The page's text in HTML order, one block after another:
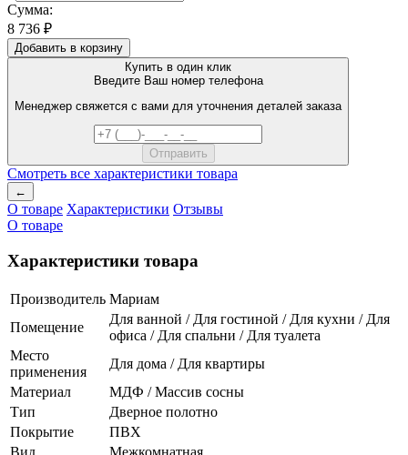
Сумма:
8 736 ₽
Добавить в корзину
Купить в один клик
Введите Ваш номер телефона
Менеджер свяжется с вами для уточнения деталей заказа
Смотреть все характеристики товара
←
О товаре Характеристики Отзывы
О товаре
Характеристики товара
Производитель Мариам
Помещение
Для ванной / Для гостиной / Для кухни / Для
офиса / Для спальни / Для туалета
Место
применения
Для дома / Для квартиры
Материал
МДФ / Массив сосны
Тип
Дверное полотно
Покрытие
ПВХ
Вид
Межкомнатная